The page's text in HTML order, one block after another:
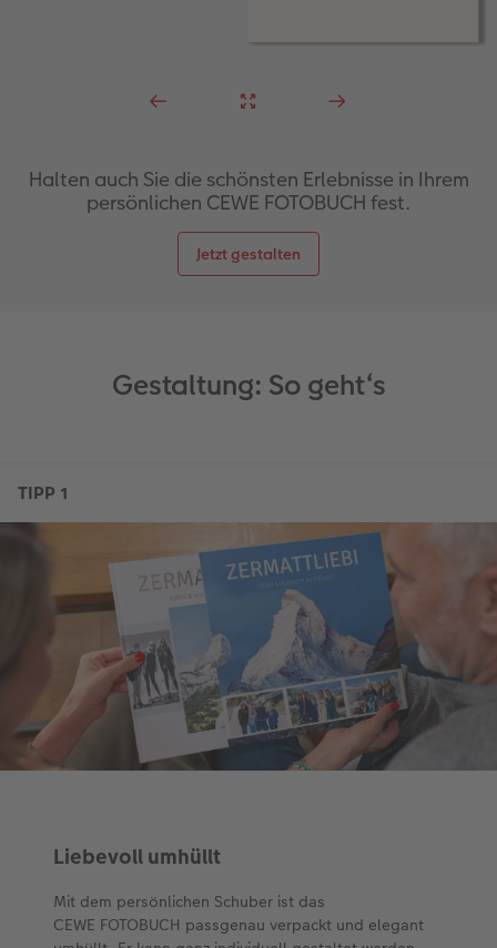
Halten auch Sie die schönsten Erlebnisse in Ihrem
persönlichen CEWE FOTOBUCH fest.
Jetzt gestalten
Gestaltung: So geht‘s